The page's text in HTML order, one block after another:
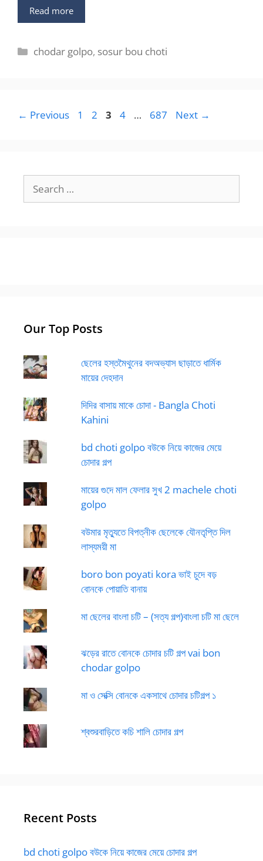
Read more
Categories
chodar golpo, sosur bou choti
← Previous Page
1 Page
2 Page
3 Page
4 … Page
687 Next →
for:
Our Top Posts
ছেলের হস্তমৈথুনের বদঅভ্যাস ছাড়াতে ধার্মিক
মায়ের দেহদান
দিদির বাসায় মাকে চোদা - Bangla Choti
Kahini
bd choti golpo বউকে নিয়ে কাজের মেয়ে
চোদার গল্প
মায়ের গুদে মাল ফেলার সুখ 2 machele choti
golpo
বউমার মৃত্যুতে বিপত্নীক ছেলেকে যৌনতৃপ্তি দিল
লাস্যময়ী মা
boro bon poyati kora ভাই চুদে বড়
বোনকে পোয়াতি বানায়
মা ছেলের বাংলা চটি – (সত্য গল্প)বাংলা চটি মা ছেলে
ঝড়ের রাতে বোনকে চোদার চটি গল্প vai bon
chodar golpo
মা ও সেক্সি বোনকে একসাথে চোদার চটিগল্প ১
শ্বশুরবাড়িতে কচি শালি চোদার গল্প
Recent Posts
bd choti golpo বউকে নিয়ে কাজের মেয়ে চোদার গল্প